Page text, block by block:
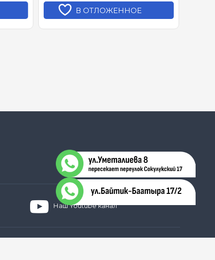
В ОТЛОЖЕННОЕ
Наш Youtube канал